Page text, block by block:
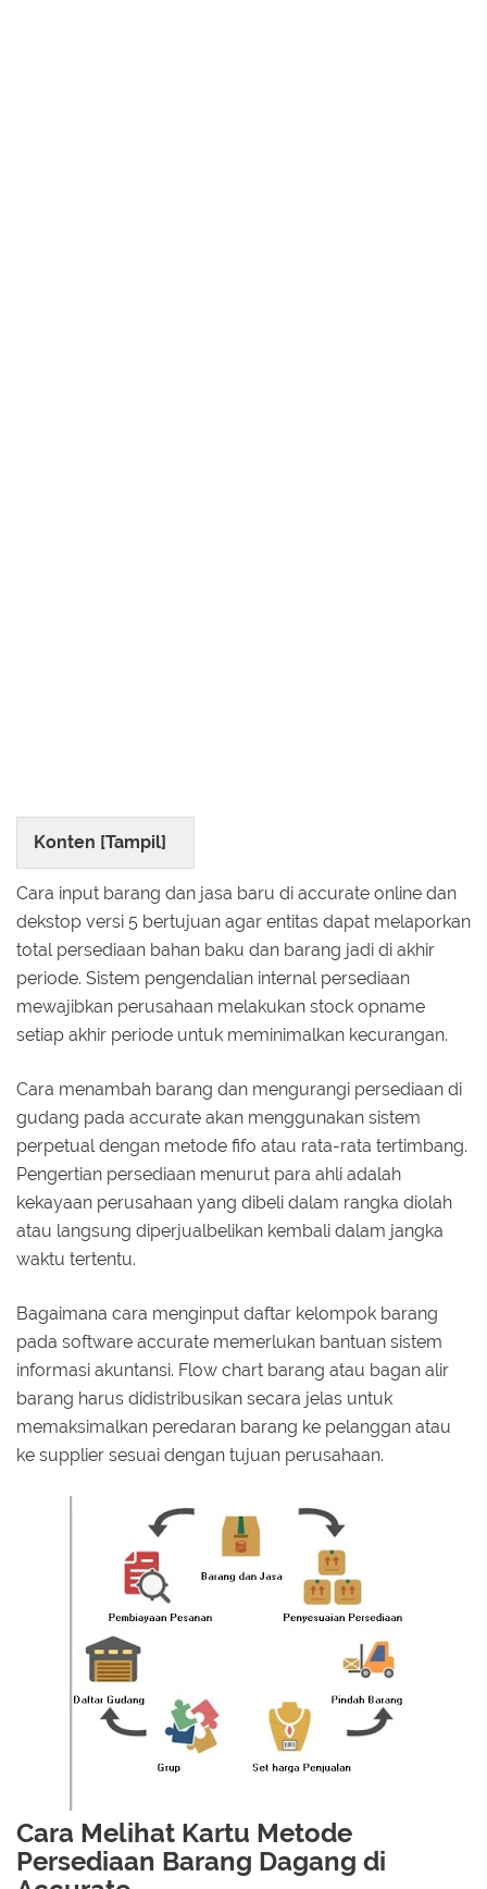
Konten [Tampil]
Cara input barang dan jasa baru di accurate online dan
dekstop versi 5 bertujuan agar entitas dapat melaporkan
total persediaan bahan baku dan barang jadi di akhir
periode. Sistem pengendalian internal persediaan
mewajibkan perusahaan melakukan stock opname
setiap akhir periode untuk meminimalkan kecurangan.
Cara menambah barang dan mengurangi persediaan di
gudang pada accurate akan menggunakan sistem
perpetual dengan metode fifo atau rata-rata tertimbang.
Pengertian persediaan menurut para ahli adalah
kekayaan perusahaan yang dibeli dalam rangka diolah
atau langsung diperjualbelikan kembali dalam jangka
waktu tertentu.
Bagaimana cara menginput daftar kelompok barang
pada software accurate memerlukan bantuan sistem
informasi akuntansi. Flow chart barang atau bagan alir
barang harus didistribusikan secara jelas untuk
memaksimalkan peredaran barang ke pelanggan atau
ke supplier sesuai dengan tujuan perusahaan.
Cara Melihat Kartu Metode
Persediaan Barang Dagang di